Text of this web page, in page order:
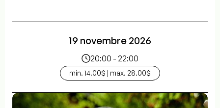
19 novembre 2026
20:00 - 22:00
min. 14.00$ | max. 28.00$